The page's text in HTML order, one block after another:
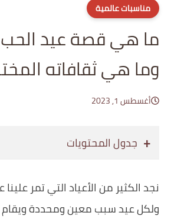
مناسبات عالمية
ما هي قصة عيد
وما هي ثقافاته
أغسطس 1, 2023
جدول المحتويات
نجد الكثير من الأعياد التي تمر
ولكل عيد سبب معين ومحددة ويقام